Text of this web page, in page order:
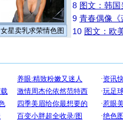
女星卖乳求荣情色图
8 图文：韩
9 青春偶像《
10 图文：欧